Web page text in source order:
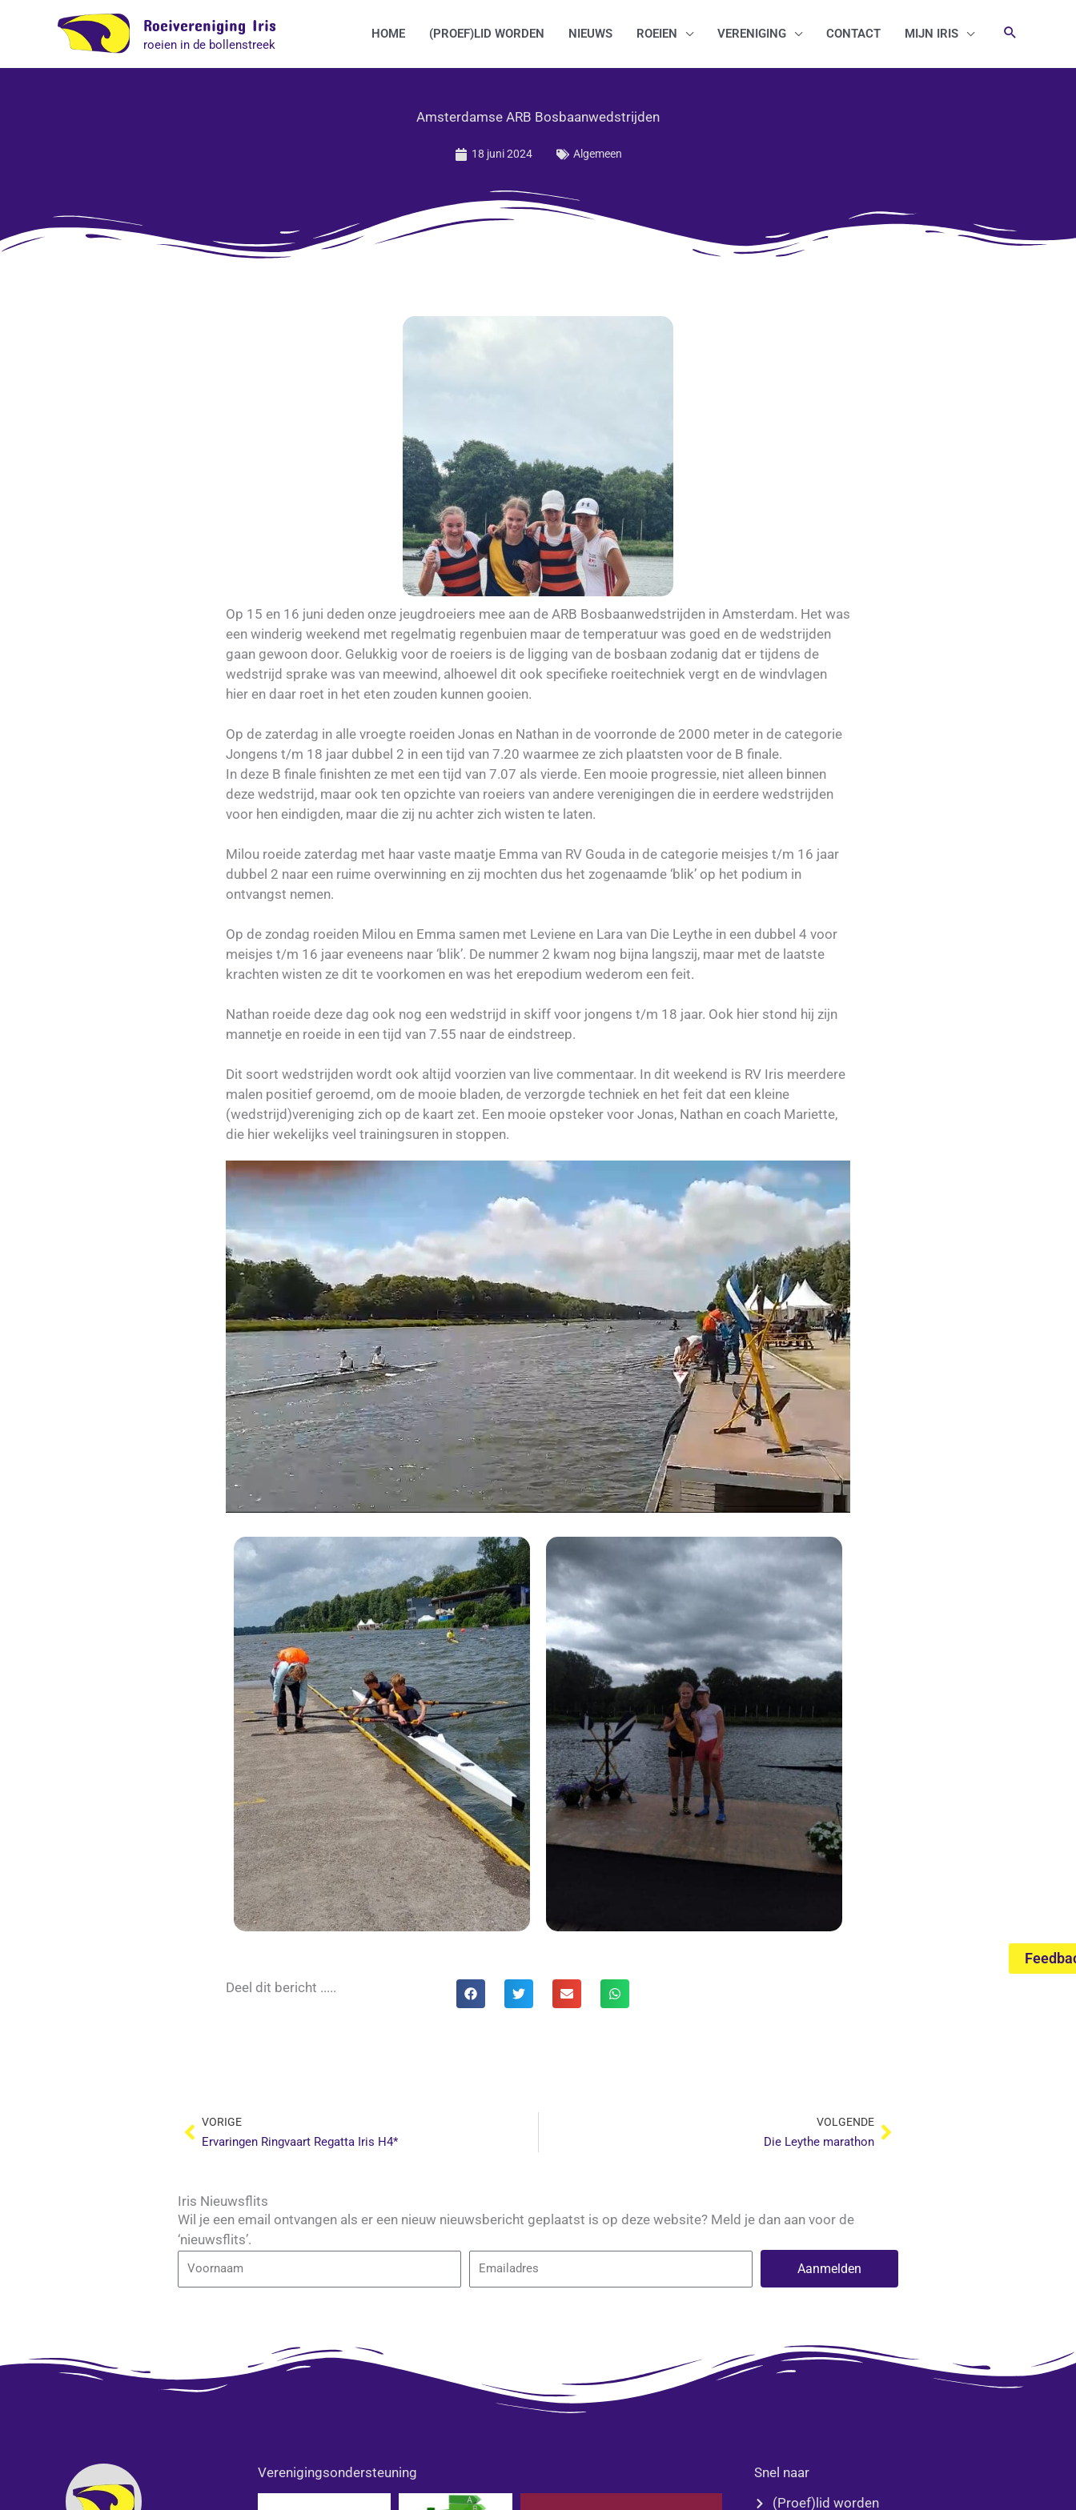
inhoud
Roeivereniging Iris
roeien in de bollenstreek
HOME (PROEF)LID WORDEN NIEUWS ROEIEN VERENIGING CONTACT MIJN IRIS
Amsterdamse ARB Bosbaanwedstrijden
18 juni 2024 Algemeen
Op 15 en 16 juni deden onze jeugdroeiers mee aan de ARB Bosbaanwedstrijden in Amsterdam. Het was
een winderig weekend met regelmatig regenbuien maar de temperatuur was goed en de wedstrijden
gaan gewoon door. Gelukkig voor de roeiers is de ligging van de bosbaan zodanig dat er tijdens de
wedstrijd sprake was van meewind, alhoewel dit ook specifieke roeitechniek vergt en de windvlagen
hier en daar roet in het eten zouden kunnen gooien.
Op de zaterdag in alle vroegte roeiden Jonas en Nathan in de voorronde de 2000 meter in de categorie
Jongens t/m 18 jaar dubbel 2 in een tijd van 7.20 waarmee ze zich plaatsten voor de B finale.
In deze B finale finishten ze met een tijd van 7.07 als vierde. Een mooie progressie, niet alleen binnen
deze wedstrijd, maar ook ten opzichte van roeiers van andere verenigingen die in eerdere wedstrijden
voor hen eindigden, maar die zij nu achter zich wisten te laten.
Milou roeide zaterdag met haar vaste maatje Emma van RV Gouda in de categorie meisjes t/m 16 jaar
dubbel 2 naar een ruime overwinning en zij mochten dus het zogenaamde ‘blik’ op het podium in
ontvangst nemen.
Op de zondag roeiden Milou en Emma samen met Leviene en Lara van Die Leythe in een dubbel 4 voor
meisjes t/m 16 jaar eveneens naar ‘blik’. De nummer 2 kwam nog bijna langszij, maar met de laatste
krachten wisten ze dit te voorkomen en was het erepodium wederom een feit.
Nathan roeide deze dag ook nog een wedstrijd in skiff voor jongens t/m 18 jaar. Ook hier stond hij zijn
mannetje en roeide in een tijd van 7.55 naar de eindstreep.
Dit soort wedstrijden wordt ook altijd voorzien van live commentaar. In dit weekend is RV Iris meerdere
malen positief geroemd, om de mooie bladen, de verzorgde techniek en het feit dat een kleine
(wedstrijd)vereniging zich op de kaart zet. Een mooie opsteker voor Jonas, Nathan en coach Mariette,
die hier wekelijks veel trainingsuren in stoppen.
Deel dit bericht .....
Vorige
VORIGE
Ervaringen Ringvaart Regatta Iris H4*
VOLGENDE
Die Leythe marathon
Volgende
Iris Nieuwsflits
Wil je een email ontvangen als er een nieuw nieuwsbericht geplaatst is op deze website? Meld je dan aan voor de
‘nieuwsflits’.
Aanmelden
Verenigingsondersteuning
Snel naar
(Proef)lid worden